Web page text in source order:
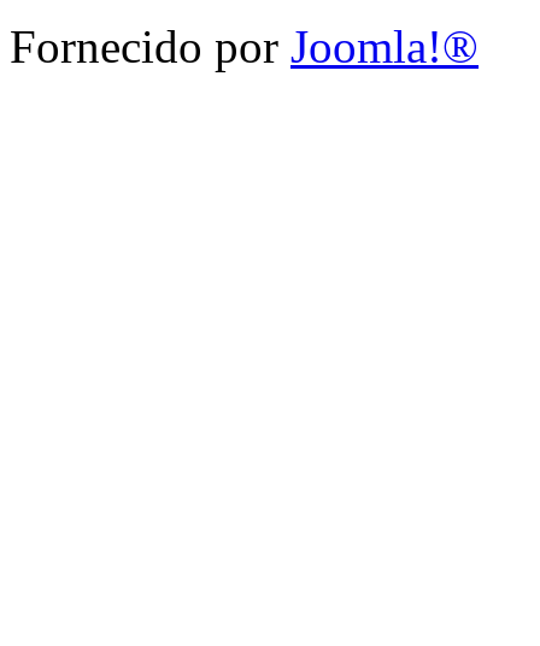
Fornecido por Joomla!®